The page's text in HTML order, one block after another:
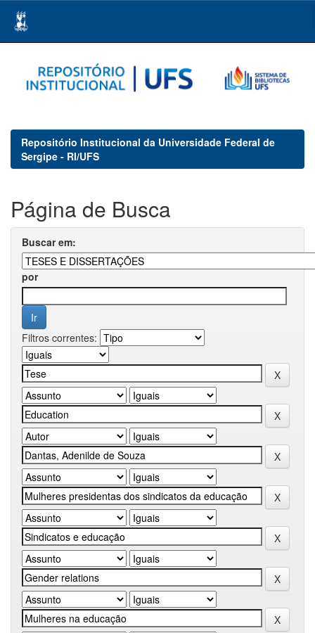
navigation
Repositório Institucional da Universidade Federal de
Sergipe - RI/UFS
Página de Busca
Buscar em:
por
Filtros correntes: